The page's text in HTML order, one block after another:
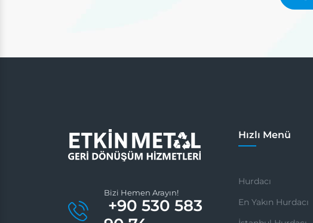
Bizi Hemen Arayın!
+90 530 583
Hızlı Menü
Hurdacı
En Yakın Hurdacı